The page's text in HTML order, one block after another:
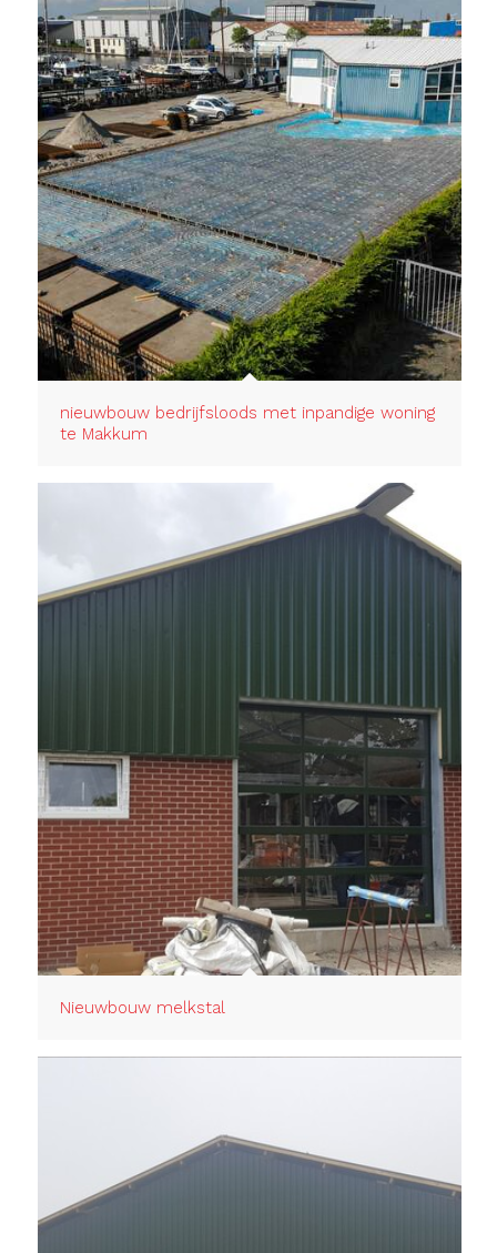
nieuwbouw bedrijfsloods met inpandige woning
te Makkum
Nieuwbouw melkstal